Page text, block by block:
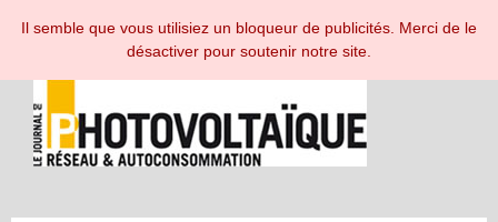
ESPACE ABONNÉ
Il semble que vous utilisiez un bloqueur de publicités. Merci de le
désactiver pour soutenir notre site.